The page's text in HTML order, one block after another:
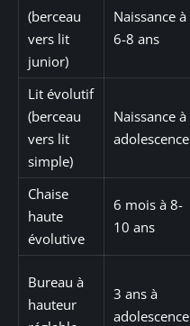
(berceau
vers lit
junior)
Naissance à
6-8 ans
Lit évolutif
(berceau
vers lit
simple)
Naissance à
adolescence
Chaise
haute
évolutive
6 mois à 8-
10 ans
Bureau à
hauteur
3 ans à
adolescence